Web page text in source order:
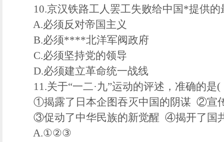
10.京汉铁路工人罢工失败给中国*提供的
A.必须反对帝国主义
B.必须****北洋军阀政府
C.必须坚持党的领导
D.必须建立革命统一战线
11.关于“一二·九”运动的评述，准确的是
①揭露了日本企图吞灭中国的阴谋 ②宣传
③促动了中华民族的新觉醒 ④揭开了国共
A.①②③